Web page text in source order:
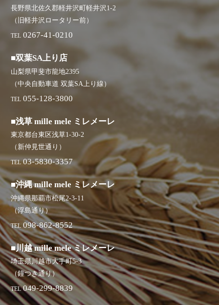
長野県北佐久郡軽井沢町軽井沢1-2
（旧軽井沢ロータリー前）
TEL 0267-41-0210
■双葉SA上り店
山梨県甲斐市龍地2395
（中央自動車道 双葉SA上り線）
TEL 055-128-3800
■浅草 mille mele ミレメーレ
東京都台東区浅草1-30-2
（新仲見世通り）
TEL 03-5830-3357
■沖縄 mille mele ミレメーレ
沖縄県那覇市松尾2-3-11
（浮島通り）
TEL 098-862-8552
■川越 mille mele ミレメーレ
埼玉県川越市大手町5-3
（鐘つき通り）
TEL 049-299-8839